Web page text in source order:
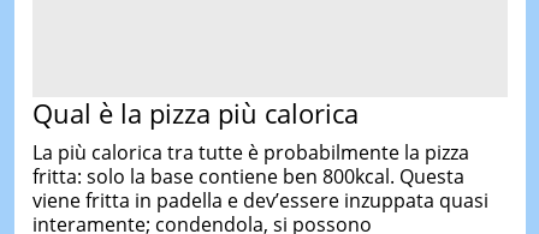
Qual è la pizza più calorica
La più calorica tra tutte è probabilmente la pizza
fritta: solo la base contiene ben 800kcal. Questa
viene fritta in padella e dev’essere inzuppata quasi
interamente; condendola, si possono